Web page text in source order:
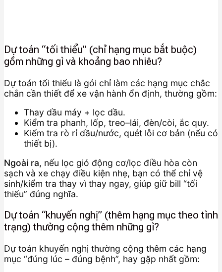
Dự toán “tối thiểu” (chỉ hạng mục bắt buộc)
gồm những gì và khoảng bao nhiêu?
Dự toán tối thiểu là gói chỉ làm các hạng mục chắc
chắn cần thiết để xe vận hành ổn định, thường gồm:
Thay dầu máy + lọc dầu.
Kiểm tra phanh, lốp, treo–lái, đèn/còi, ắc quy.
Kiểm tra rò rỉ dầu/nước, quét lỗi cơ bản (nếu có
thiết bị).
Ngoài ra, nếu lọc gió động cơ/lọc điều hòa còn
sạch và xe chạy điều kiện nhẹ, bạn có thể chỉ vệ
sinh/kiểm tra thay vì thay ngay, giúp giữ bill “tối
thiểu” đúng nghĩa.
Dự toán “khuyến nghị” (thêm hạng mục theo tình
trạng) thường cộng thêm những gì?
Dự toán khuyến nghị thường cộng thêm các hạng
mục “đúng lúc – đúng bệnh”, hay gặp nhất gồm: